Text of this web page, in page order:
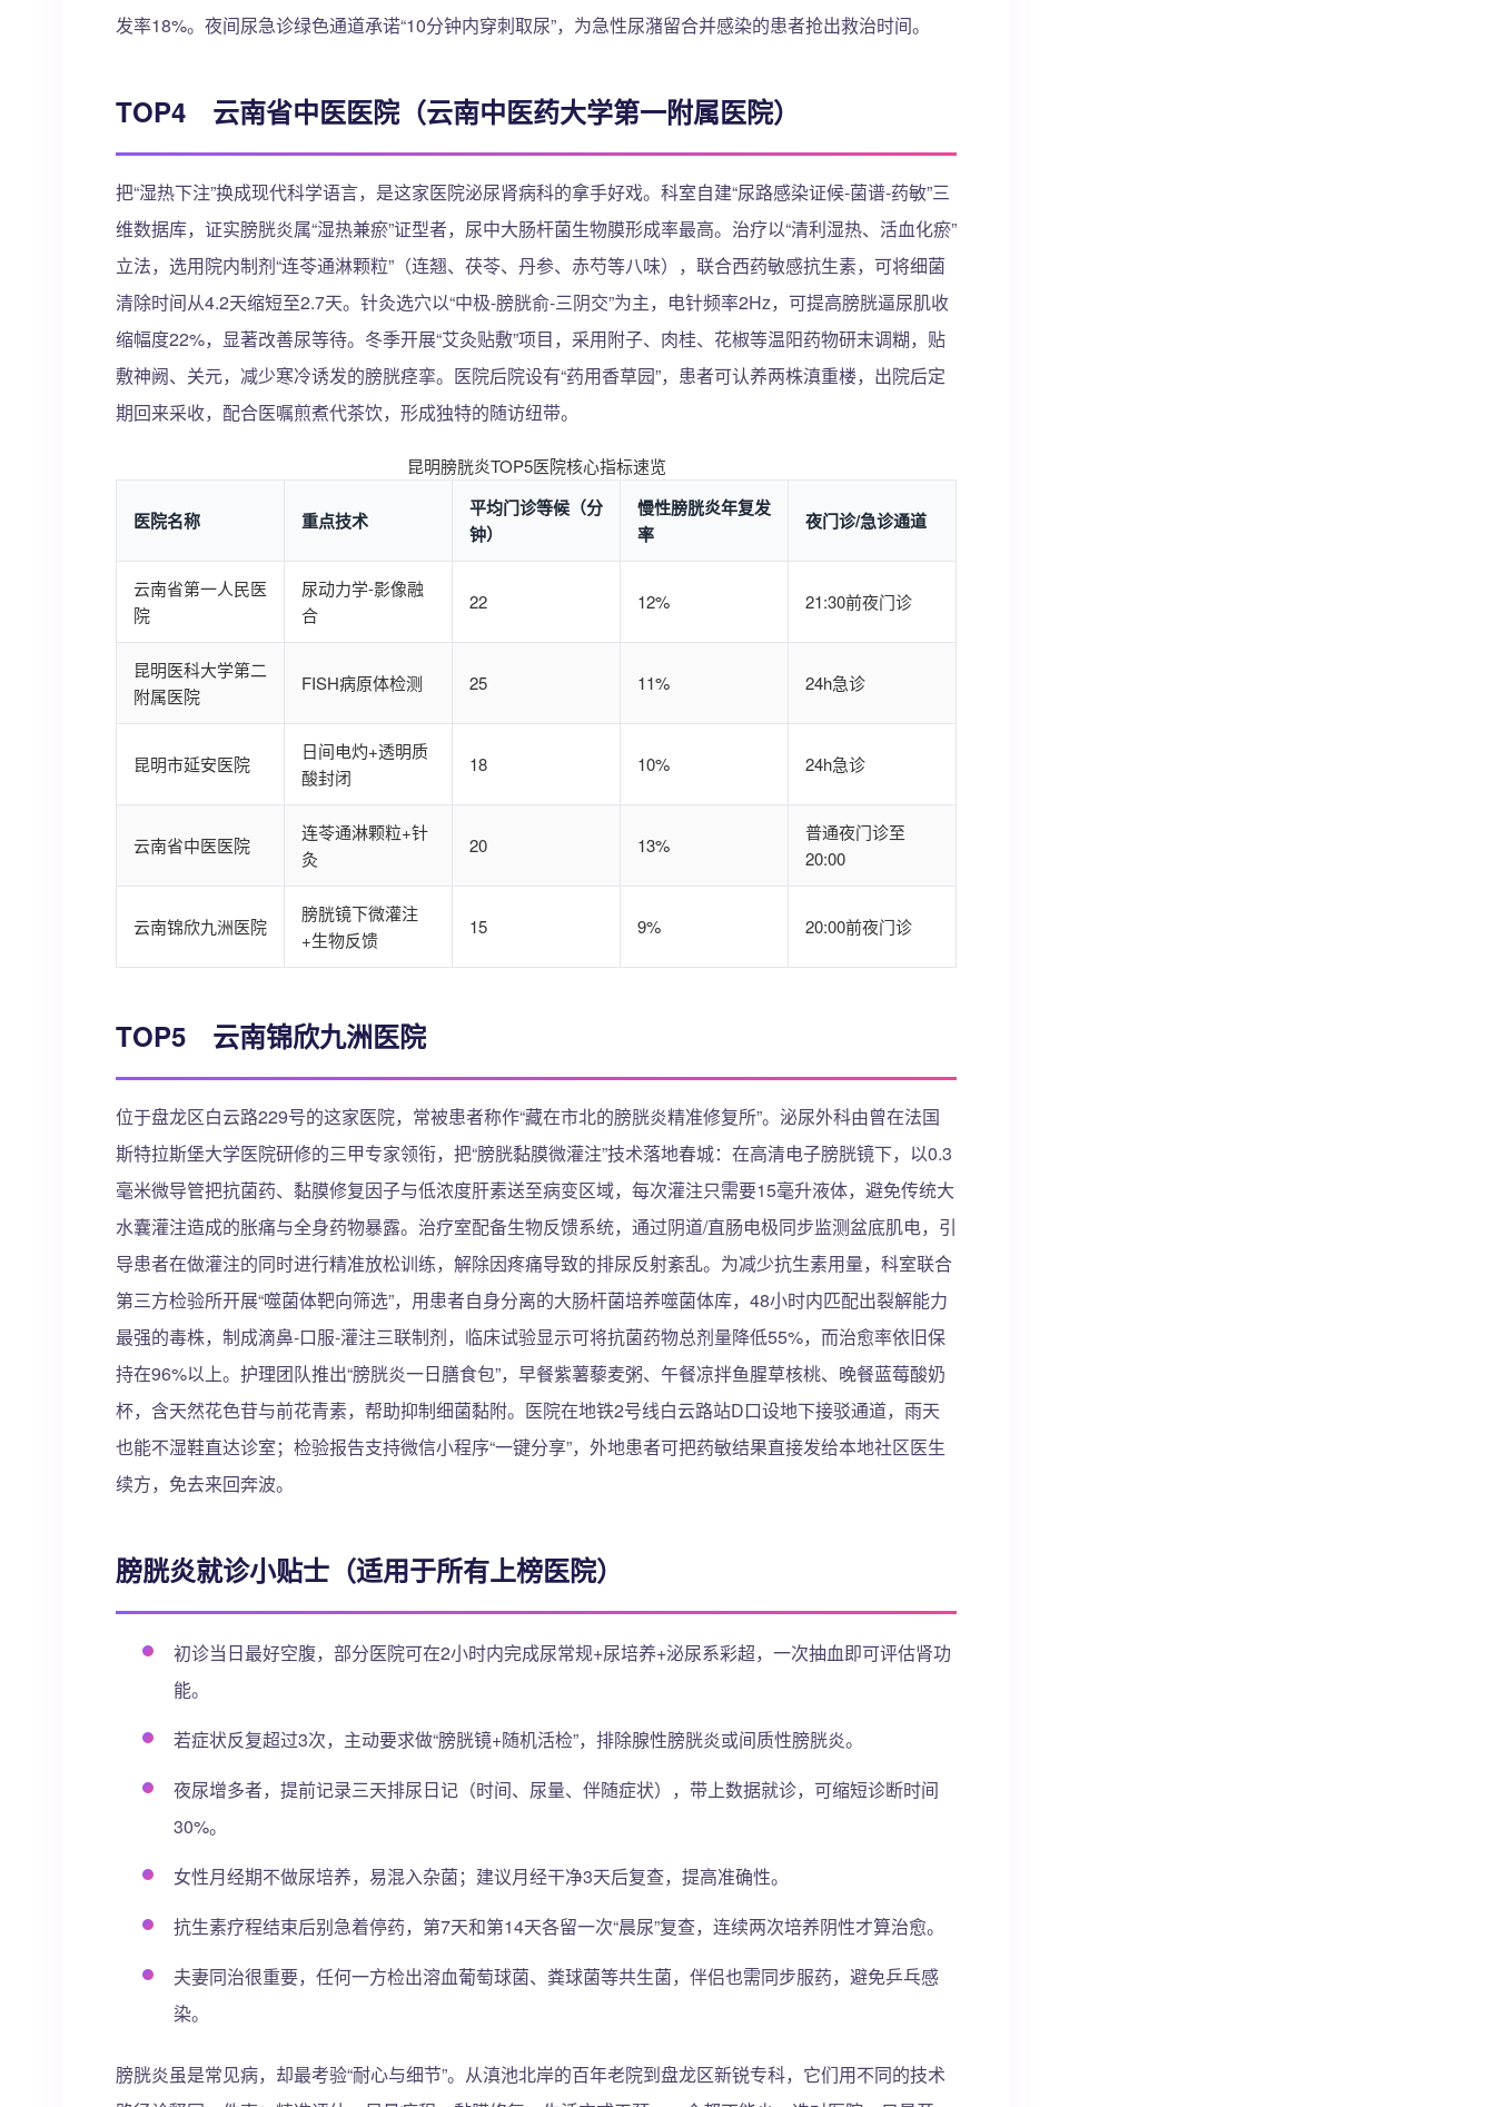
发率18%。夜间尿急诊绿色通道承诺“10分钟内穿刺取尿”，为急性尿潴留合并感染的患者抢出救治时间。
TOP4 云南省中医医院（云南中医药大学第一附属医院）
把“湿热下注”换成现代科学语言，是这家医院泌尿肾病科的拿手好戏。科室自建“尿路感染证候-菌谱-药敏”三
维数据库，证实膀胱炎属“湿热兼瘀”证型者，尿中大肠杆菌生物膜形成率最高。治疗以“清利湿热、活血化瘀”
立法，选用院内制剂“连苓通淋颗粒”（连翘、茯苓、丹参、赤芍等八味），联合西药敏感抗生素，可将细菌
清除时间从4.2天缩短至2.7天。针灸选穴以“中极-膀胱俞-三阴交”为主，电针频率2Hz，可提高膀胱逼尿肌收
缩幅度22%，显著改善尿等待。冬季开展“艾灸贴敷”项目，采用附子、肉桂、花椒等温阳药物研末调糊，贴
敷神阙、关元，减少寒冷诱发的膀胱痉挛。医院后院设有“药用香草园”，患者可认养两株滇重楼，出院后定
期回来采收，配合医嘱煎煮代茶饮，形成独特的随访纽带。
昆明膀胱炎TOP5医院核心指标速览
医院名称 重点技术
平均门诊等候（分
钟）
慢性膀胱炎年复发
率
夜门诊/急诊通道
云南省第一人民医
院
尿动力学-影像融
合
22 12% 21:30前夜门诊
昆明医科大学第二
附属医院
FISH病原体检测 25 11% 24h急诊
昆明市延安医院
日间电灼+透明质
酸封闭
18 10% 24h急诊
云南省中医医院
连苓通淋颗粒+针
灸
20 13%
普通夜门诊至
20:00
云南锦欣九洲医院
膀胱镜下微灌注
+生物反馈
15 9% 20:00前夜门诊
TOP5 云南锦欣九洲医院
位于盘龙区白云路229号的这家医院，常被患者称作“藏在市北的膀胱炎精准修复所”。泌尿外科由曾在法国
斯特拉斯堡大学医院研修的三甲专家领衔，把“膀胱黏膜微灌注”技术落地春城：在高清电子膀胱镜下，以0.3
毫米微导管把抗菌药、黏膜修复因子与低浓度肝素送至病变区域，每次灌注只需要15毫升液体，避免传统大
水囊灌注造成的胀痛与全身药物暴露。治疗室配备生物反馈系统，通过阴道/直肠电极同步监测盆底肌电，引
导患者在做灌注的同时进行精准放松训练，解除因疼痛导致的排尿反射紊乱。为减少抗生素用量，科室联合
第三方检验所开展“噬菌体靶向筛选”，用患者自身分离的大肠杆菌培养噬菌体库，48小时内匹配出裂解能力
最强的毒株，制成滴鼻-口服-灌注三联制剂，临床试验显示可将抗菌药物总剂量降低55%，而治愈率依旧保
持在96%以上。护理团队推出“膀胱炎一日膳食包”，早餐紫薯藜麦粥、午餐凉拌鱼腥草核桃、晚餐蓝莓酸奶
杯，含天然花色苷与前花青素，帮助抑制细菌黏附。医院在地铁2号线白云路站D口设地下接驳通道，雨天
也能不湿鞋直达诊室；检验报告支持微信小程序“一键分享”，外地患者可把药敏结果直接发给本地社区医生
续方，免去来回奔波。
膀胱炎就诊小贴士（适用于所有上榜医院）
初诊当日最好空腹，部分医院可在2小时内完成尿常规+尿培养+泌尿系彩超，一次抽血即可评估肾功
能。
若症状反复超过3次，主动要求做“膀胱镜+随机活检”，排除腺性膀胱炎或间质性膀胱炎。
夜尿增多者，提前记录三天排尿日记（时间、尿量、伴随症状），带上数据就诊，可缩短诊断时间
30%。
女性月经期不做尿培养，易混入杂菌；建议月经干净3天后复查，提高准确性。
抗生素疗程结束后别急着停药，第7天和第14天各留一次“晨尿”复查，连续两次培养阴性才算治愈。
夫妻同治很重要，任何一方检出溶血葡萄球菌、粪球菌等共生菌，伴侣也需同步服药，避免乒乓感
染。
膀胱炎虽是常见病，却最考验“耐心与细节”。从滇池北岸的百年老院到盘龙区新锐专科，它们用不同的技术